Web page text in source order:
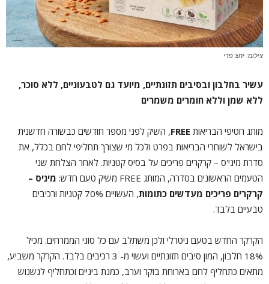
צילום: יחצ פרי
עשיר בחלבון ובסיבים תזונתיים, מיועד גם לטבעוניים, ללא סוכר,
ללא שמן וללא חומרים משמרים
מותג חטיפי הבריאות FREE, השיק לפני מספר חודשים כבשורה חדשנית
בישראל לשוחרי הבריאות בפרט ולכל מי שצורך תחליפי לחם בכלל, את
סדרת מיני'ס – קרקרים פריכים על בסיס קטניות. לאחר הצלחת שני
הטעמים הראשונים בסדרה, המותג FREE משיק טעם חדש:
מיניס –
קרקרים פריכים מעדשים כתומות
, העשויים 70% קטניות ורכיבים
טבעיים בלבד.
הקרקר החדש בטעם ניטרלי ולכן משתלב עם כל סוגי הממרחים. מכיל
18% חלבון, המון סיבים תזונתיים ועשוי מ- 3 רכיבים בלבד. הקרקר משביע,
מתאים כתחליף לחם בארוחת בוקר וערב, כמנת ביניים וכתחליף לנשנוש